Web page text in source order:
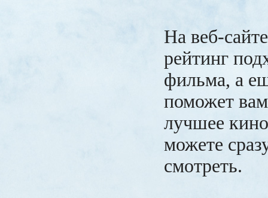
На веб-
рейтинг
фильма, а
поможет
лучшее
можете
смотреть.